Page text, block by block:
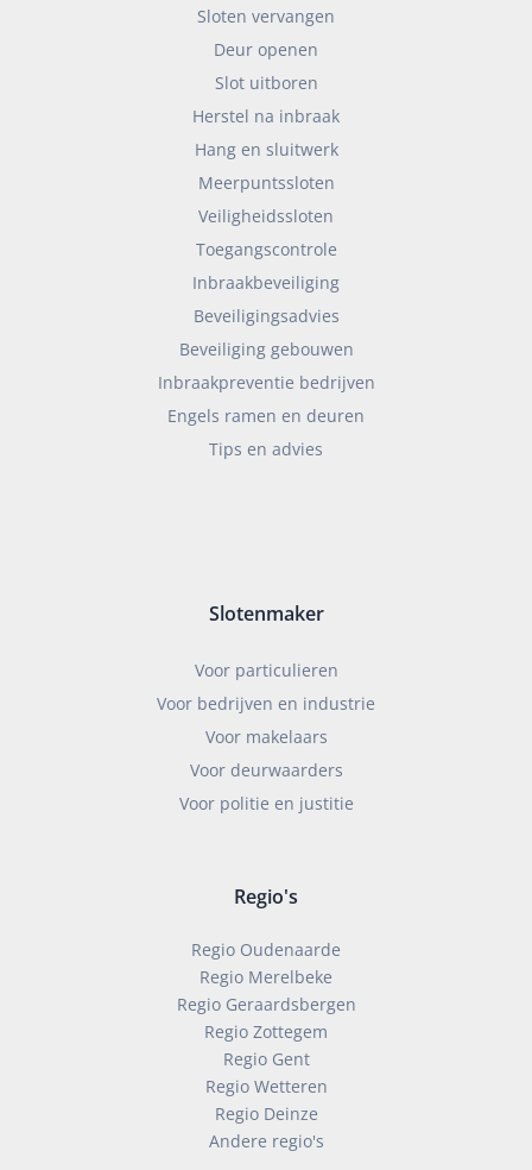
Sloten vervangen
Deur openen
Slot uitboren
Herstel na inbraak
Hang en sluitwerk
Meerpuntssloten
Veiligheidssloten
Toegangscontrole
Inbraakbeveiliging
Beveiligingsadvies
Beveiliging gebouwen
Inbraakpreventie bedrijven
Engels ramen en deuren
Tips en advies
Slotenmaker
Voor particulieren
Voor bedrijven en industrie
Voor makelaars
Voor deurwaarders
Voor politie en justitie
Regio's
Regio Oudenaarde
Regio Merelbeke
Regio Geraardsbergen
Regio Zottegem
Regio Gent
Regio Wetteren
Regio Deinze
Andere regio's